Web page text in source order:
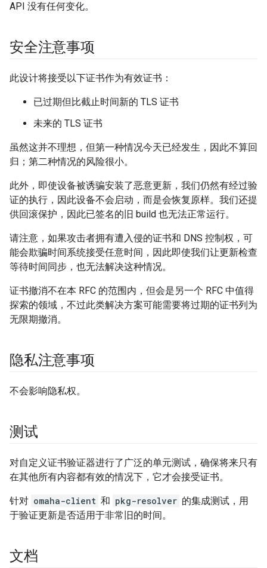
API 没有任何变化。
安全注意事项
此设计将接受以下证书作为有效证书：
已过期但比截止时间新的 TLS 证书
未来的 TLS 证书
虽然这并不理想，但第一种情况今天已经发生，因此不算回
归；第二种情况的风险很小。
此外，即使设备被诱骗安装了恶意更新，我们仍然有经过验
证的执行，因此设备不会启动，而是会恢复原样。我们还提
供回滚保护，因此已签名的旧 build 也无法正常运行。
请注意，如果攻击者拥有遭入侵的证书和 DNS 控制权，可
能会欺骗时间系统接受任意时间，因此即使我们让更新检查
等待时间同步，也无法解决这种情况。
证书撤消不在本 RFC 的范围内，但会是另一个 RFC 中值得
探索的领域，不过此类解决方案可能需要将过期的证书列为
无限期撤消。
隐私注意事项
不会影响隐私权。
测试
对自定义证书验证器进行了广泛的单元测试，确保将来只有
在其他所有内容都有效的情况下，它才会接受证书。
针对 omaha-client 和 pkg-resolver 的集成测试，用
于验证更新是否适用于非常旧的时间。
文档